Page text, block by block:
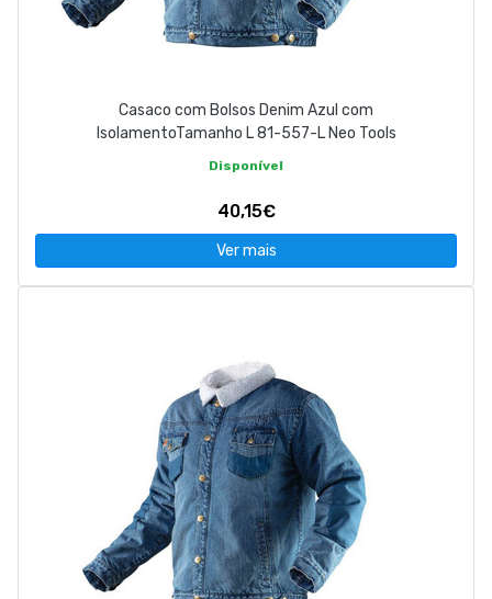
Casaco com Bolsos Denim Azul com
IsolamentoTamanho L 81-557-L Neo Tools
Disponível
40,15€
Ver mais